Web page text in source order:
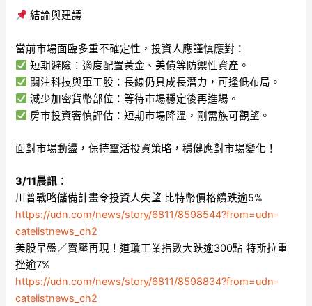
結論與建議
當前市場面臨多重不確定性，投資人應謹慎應對：
短期避險：適度配置黃金、美債等防禦性資產。
關注科技與軍工股：長線仍具成長潛力，可逢低布局。
減少加密貨幣部位：等待市場穩定後再進場。
房市投資審慎評估：短期市場降溫，剛需族可觀望。
面對市場動盪，保持靈活投資策略，穩健應對市場變化！
3/11晨訊 ：
川普戰略儲備計畫令投資人失望 比特幣價格續跌逾5%
https://udn.com/news/story/6811/8598544?from=udn-
catelistnews_ch2
美股早盤／賣壓再現！道瓊工業指數大跌逾300點 特斯拉重
挫逾7%
https://udn.com/news/story/6811/8598834?from=udn-
catelistnews_ch2